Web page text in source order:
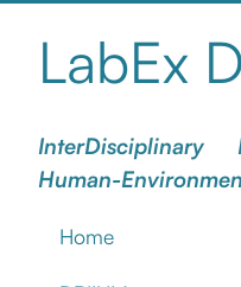
LabEx
Human-
Home